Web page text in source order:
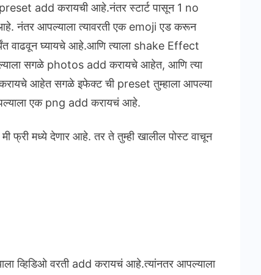
add करायची आहे.नंतर स्टार्ट पासून 1 no
नंतर आपल्याला त्यावरती एक emoji एड करून
वाढवून घ्यायचे आहे.आणि त्याला shake Effect
सगळे photos add करायचे आहेत, आणि त्या
आहेत सगळे इफेक्ट ची preset तुम्हाला आपल्या
एक png add करायचं आहे.
मध्ये देणार आहे. तर ते तुम्ही खालील पोस्ट वाचून
व्हिडिओ वरती add करायचं आहे.त्यांनतर आपल्याला